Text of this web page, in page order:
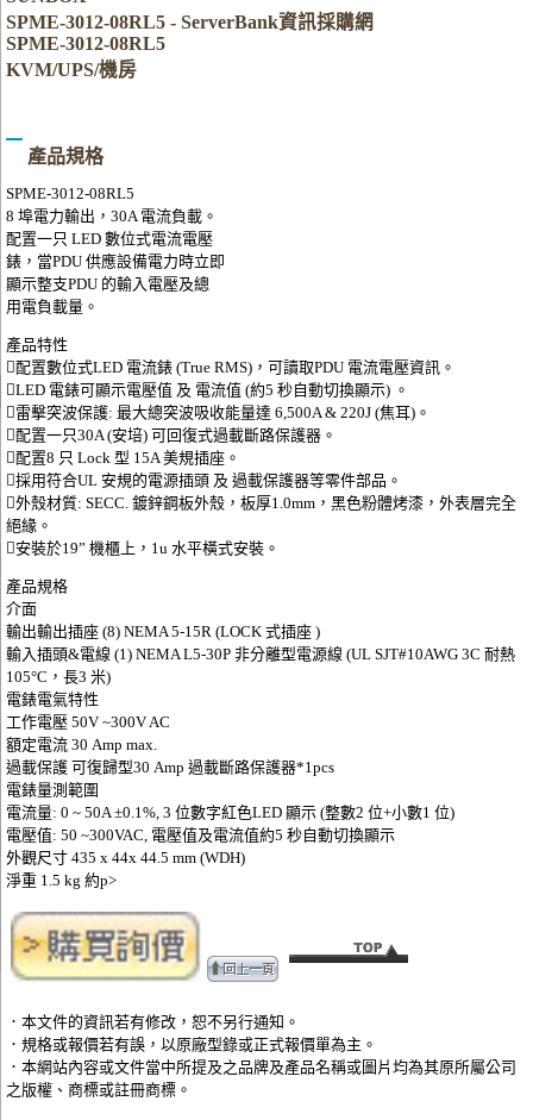
SPME-3012-08RL5 - ServerBank資訊採購網
SPME-3012-08RL5
KVM/UPS/機房
產品規格
SPME-3012-08RL5
8 埠電力輸出，30A 電流負載。
配置一只 LED 數位式電流電壓
錶，當PDU 供應設備電力時立即
顯示整支PDU 的輸入電壓及總
用電負載量。
產品特性
􀁹配置數位式LED 電流錶 (True RMS)，可讀取PDU 電流電壓資訊。
􀁹LED 電錶可顯示電壓值 及 電流值 (約5 秒自動切換顯示) 。
􀁹雷擊突波保護: 最大總突波吸收能量達 6,500A & 220J (焦耳)。
􀁹配置一只30A (安培) 可回復式過載斷路保護器。
􀁹配置8 只 Lock 型 15A 美規插座。
􀁹採用符合UL 安規的電源插頭 及 過載保護器等零件部品。
􀁹外殼材質: SECC. 鍍鋅鋼板外殼，板厚1.0mm，黑色粉體烤漆，外表層完全
絕緣。
􀁹安裝於19” 機櫃上，1u 水平橫式安裝。
產品規格
介面
輸出輸出插座 (8) NEMA 5-15R (LOCK 式插座 )
輸入插頭&電線 (1) NEMA L5-30P 非分離型電源線 (UL SJT#10AWG 3C 耐熱
105°C，長3 米)
電錶電氣特性
工作電壓 50V ~300V AC
額定電流 30 Amp max.
過載保護 可復歸型30 Amp 過載斷路保護器*1pcs
電錶量測範圍
電流量: 0 ~ 50A ±0.1%, 3 位數字紅色LED 顯示 (整數2 位+小數1 位)
電壓值: 50 ~300VAC, 電壓值及電流值約5 秒自動切換顯示
外觀尺寸 435 x 44x 44.5 mm (WDH)
淨重 1.5 kg 約p>
．本文件的資訊若有修改，恕不另行通知。
．規格或報價若有誤，以原廠型錄或正式報價單為主。
．本網站內容或文件當中所提及之品牌及產品名稱或圖片均為其原所屬公司
之版權、商標或註冊商標。